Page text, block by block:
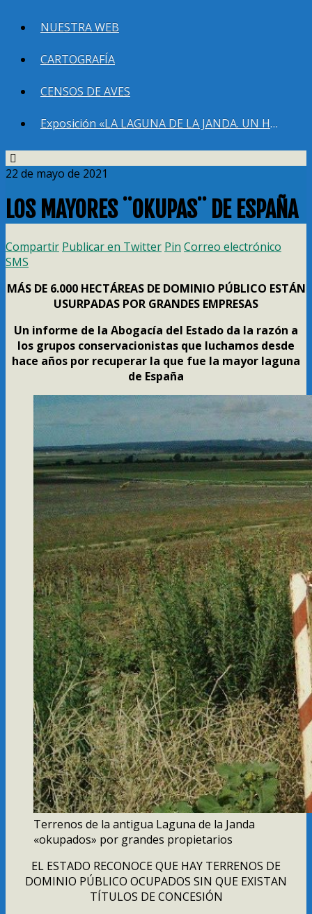
NUESTRA WEB
CARTOGRAFÍA
CENSOS DE AVES
Exposición «LA LAGUNA DE LA JANDA. UN HUMEDAL QUE DEBEMOS RECUPERAR»
22 de mayo de 2021
LOS MAYORES ¨OKUPAS¨ DE ESPAÑA
Compartir Publicar en Twitter Pin Correo electrónico
SMS
MÁS DE 6.000 HECTÁREAS DE DOMINIO PÚBLICO ESTÁN
USURPADAS POR GRANDES EMPRESAS
Un informe de la Abogacía del Estado da la razón a
los grupos conservacionistas que luchamos desde
hace años por recuperar la que fue la mayor laguna
de España
Terrenos de la antigua Laguna de la Janda
«okupados» por grandes propietarios
EL ESTADO RECONOCE QUE HAY TERRENOS DE
DOMINIO PÚBLICO OCUPADOS SIN QUE EXISTAN
TÍTULOS DE CONCESIÓN